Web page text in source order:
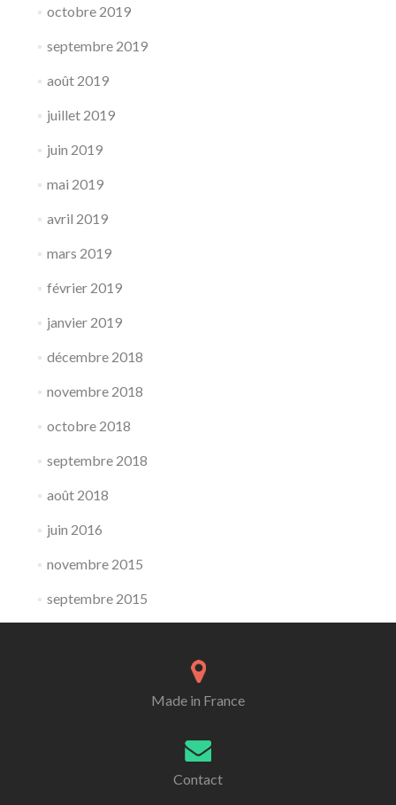
octobre 2019
septembre 2019
août 2019
juillet 2019
juin 2019
mai 2019
avril 2019
mars 2019
février 2019
janvier 2019
décembre 2018
novembre 2018
octobre 2018
septembre 2018
août 2018
juin 2016
novembre 2015
septembre 2015
Made in France
Contact